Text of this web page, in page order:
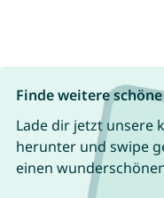
Finde weitere
Lade dir jetzt unsere
herunter und swipe
einen